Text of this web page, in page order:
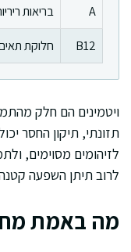
A
בריאות
B12
חלוקת
ויטמינים הם חלק
תזונתי, תיקון החסר
לזיהומים מסוימים,
לרוב תיתן השפעה קטנה
מה באמת